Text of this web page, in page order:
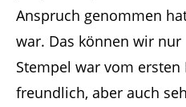
Anspruch genommen
war. Das können wir
Stempel war vom ersten
freundlich, aber auch